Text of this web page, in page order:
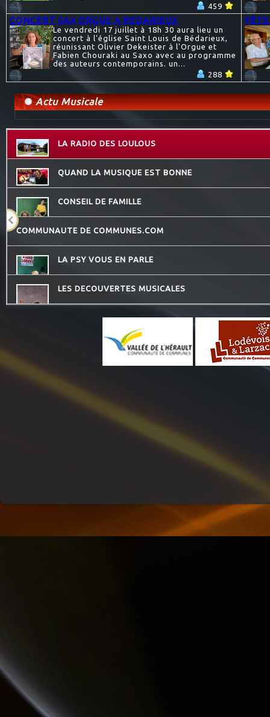
459
CONCERT SAX ORGUE A BEDARIEUX
Le vendredi 17 juillet à 18h 30 aura lieu un
concert à l'église Saint Louis de Bédarieux,
réunissant Olivier Dekeister à l'Orgue et
Fabien Chouraki au Saxo avec au programme
des auteurs contemporains. un...
288
Actu Musicale
LA RADIO DES LOULOUS
QUAND LA MUSIQUE EST BONNE
CONSEIL DE FAMILLE
COMMUNAUTE DE COMMUNES.COM
LA PSY VOUS EN PARLE
LES DECOUVERTES MUSICALES
CHECKPOINT
DESTINATION TENDRESSE